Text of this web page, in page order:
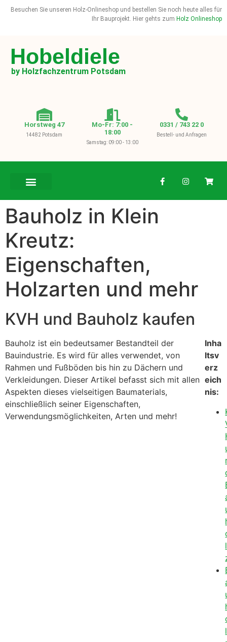
Besuchen Sie unseren Holz-Onlineshop und bestellen Sie noch heute alles für
Ihr Bauprojekt. Hier gehts zum Holz Onlineshop
Hobeldiele
by Holzfachzentrum Potsdam
Horstweg 47
14482 Potsdam
Mo-Fr: 7:00 -
18:00
Samstag: 09:00 - 13:00
0331 / 743 22 0
Bestell- und Anfragen
Bauholz in Klein
Kreutz:
Eigenschaften,
Holzarten und mehr
KVH und Bauholz kaufen
Bauholz ist ein bedeutsamer Bestandteil der
Bauindustrie. Es wird für alles verwendet, von
Rahmen und Fußböden bis hin zu Dächern und
Verkleidungen. Dieser Artikel befasst sich mit allen
Aspekten dieses vielseitigen Baumaterials,
einschließlich seiner Eigenschaften,
Verwendungsmöglichkeiten, Arten und mehr!
Inha
ltsv
erz
eich
nis:
l
l